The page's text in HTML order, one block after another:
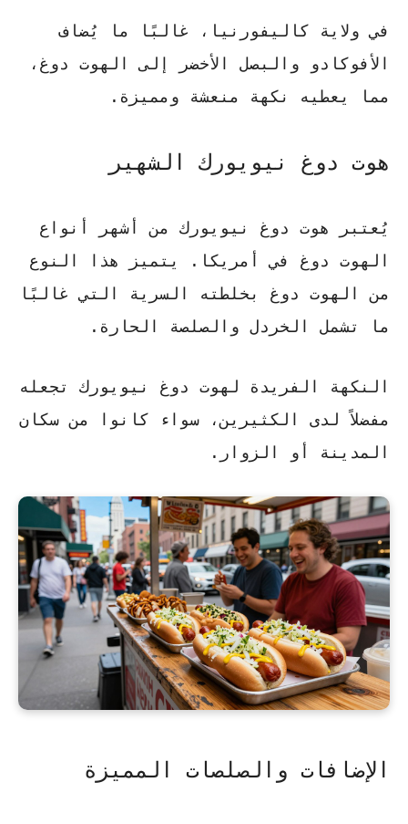
في ولاية كاليفورنيا ، غالبًا ما يُضاف
الأفوكادو والبصل الأخضر إلى الهوت دوغ،
مما يعطيه نكهة منعشة ومميزة.
هوت دوغ نيويورك الشهير
يُعتبر هوت دوغ نيويورك من أشهر أنواع
الهوت دوغ في أمريكا. يتميز هذا النوع
من الهوت دوغ بخلطته السرية التي غالبًا
ما تشمل الخردل والصلصة الحارة.
النكهة الفريدة لهوت دوغ نيويورك تجعله
مفضلاً لدى الكثيرين، سواء كانوا من سكان
المدينة أو الزوار.
الإضافات والصلصات المميزة